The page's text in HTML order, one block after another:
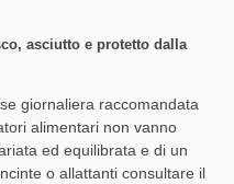
asciutto e protetto dalla
giornaliera raccomandata
alimentari non vanno
ed equilibrata e di un
o allattanti consultare il